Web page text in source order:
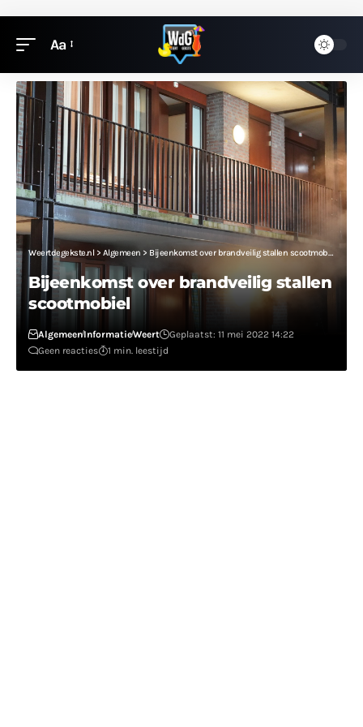
Aa
Weertdegekste.nl> Algemeen > Bijeenkomst over brandveilig stallen scootmobiel
Bijeenkomst over brandveilig stallen
scootmobiel
AlgemeenInformatieWeert
Geplaatst: 11 mei 2022 14:22
Geen reacties
1 min. leestijd